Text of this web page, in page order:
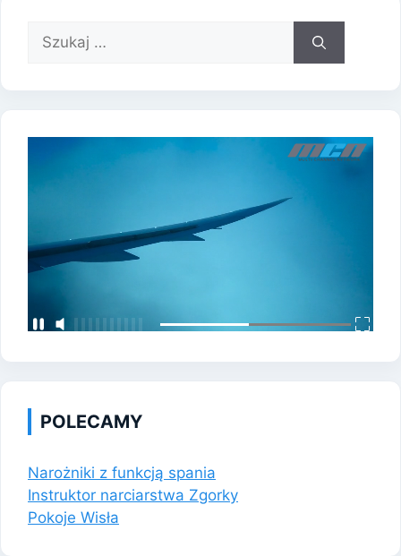
Szukaj:
POLECAMY
Narożniki z funkcją spania
Instruktor narciarstwa Zgorky
Pokoje Wisła